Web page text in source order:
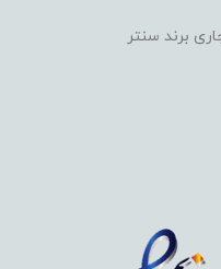
برند سنتر